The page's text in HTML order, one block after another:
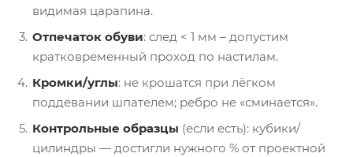
видимая царапина.
Отпечаток обуви: след < 1 мм – допустим
кратковременный проход по настилам.
Кромки/углы: не крошатся при лёгком
поддевании шпателем; ребро не «сминается».
Контрольные образцы (если есть): кубики/
цилиндры — достигли нужного % от проектной